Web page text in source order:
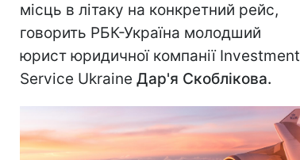
місць в літаку на конкретний рейс,
говорить РБК-Україна молодший
юрист юридичної компанії Investment
Service Ukraine Дар'я Скоблікова.